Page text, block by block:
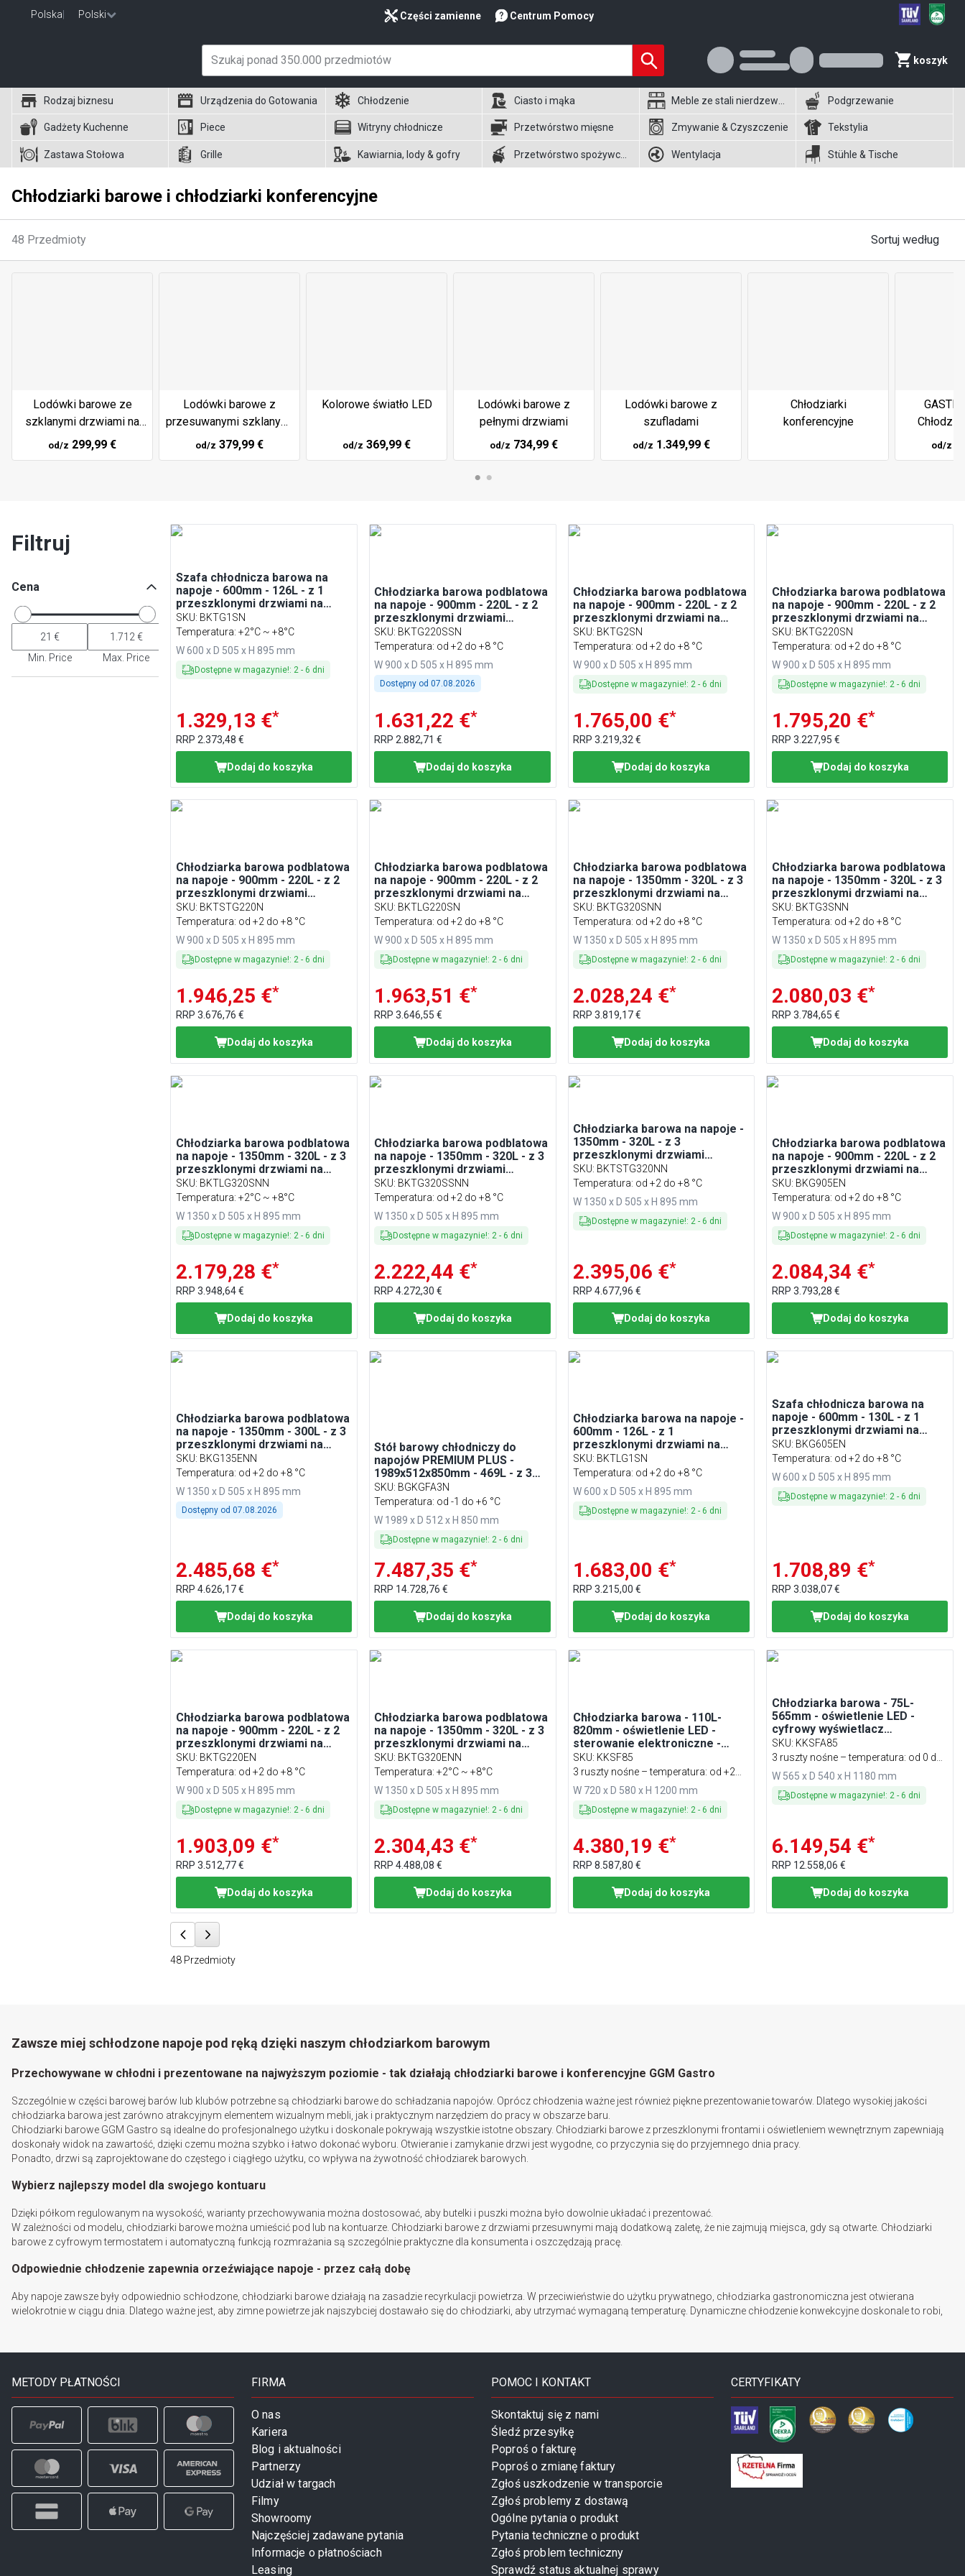
Polska Polski Części zamienne Centrum Pomocy
koszyk
Rodzaj biznesu Urządzenia do Gotowania Chłodzenie Ciasto i mąka Podgrzewanie
Gadżety Kuchenne Piece Witryny chłodnicze Przetwórstwo mięsne Zmywanie & Czyszczenie Tekstylia
Zastawa Stołowa Grille Kawiarnia, lody & gofry Wentylacja Stühle & Tische
Chłodziarki barowe i chłodziarki konferencyjne
48 Przedmioty Sortuj według
Lodówki barowe ze
szklanymi drzwiami na
zawiasach
od/z 299,99 €
Lodówki barowe z
przesuwanymi szklanymi
drzwiami
od/z 379,99 €
Kolorowe światło LED
od/z 369,99 €
Lodówki barowe z
pełnymi drzwiami
od/z 734,99 €
Lodówki barowe z
szufladami
od/z 1.349,99 €
Chłodziarki
konferencyjne
od/z
Filtruj
Cena
Min. Price Max. Price
Szafa chłodnicza barowa na
napoje - 600mm - 126L - z 1
przeszklonymi drzwiami na
zawiasach - Czarna
SKU: BKTG1SN
Temperatura: +2°C ~ +8°C
W 600 x D 505 x H 895 mm
Dostępne w magazynie!: 2 - 6 dni
1.329,13 €*
RRP 2.373,48 €
Dodaj do koszyka
Chłodziarka barowa podblatowa
na napoje - 900mm - 220L - z 2
przeszklonymi drzwiami
przesuwnymi - Czarna
SKU: BKTG220SSN
Temperatura: od +2 do +8 °C
W 900 x D 505 x H 895 mm
Dostępny od07.08.2026
1.631,22 €*
RRP2.882,71 €
Dodaj do koszyka
Chłodziarka barowa podblatowa
na napoje - 900mm - 220L - z 2
przeszklonymi drzwiami na
zawiasach - Czarna
SKU: BKTG2SN
Temperatura: od +2 do +8 °C
W 900 x D 505 x H 895 mm
Dostępne w magazynie!: 2 - 6 dni
1.765,00 €*
RRP3.219,32 €
Dodaj do koszyka
Chłodziarka barowa podblatowa
na napoje - 900mm - 220L - z 2
przeszklonymi drzwiami na
zawiasach - Czarna
SKU: BKTG220SN
Temperatura: od +2 do +8 °C
W 900 x D 505 x H 895 mm
Dostępne w magazynie!: 2 - 6 dni
1.795,20 €*
RRP 3.227,95 €
Dodaj do koszyka
Chłodziarka barowa podblatowa
na napoje - 900mm - 220L - z 2
przeszklonymi drzwiami
przesuwnymi - Czarna
SKU: BKTSTG220N
Temperatura: od +2 do +8 °C
W 900 x D 505 x H 895 mm
Dostępne w magazynie!: 2- 6 dni
1.946,25 €*
RRP 3.676,76 €
Dodaj do koszyka
Chłodziarka barowa podblatowa
na napoje - 900mm - 220L - z 2
przeszklonymi drzwiami na
zawiasach - Zewnętrznie i
wewnątrz czarna
SKU: BKTLG220SN
Temperatura: od +2 do +8 °C
W 900 x D 505 x H 895 mm
Dostępne w magazynie!: 2 - 6 dni
1.963,51 €*
RRP3.646,55 €
Dodaj do koszyka
Chłodziarka barowa podblatowa
na napoje - 1350mm - 320L - z 3
przeszklonymi drzwiami na
zawiasach - Czarna
SKU: BKTG320SNN
Temperatura: od +2 do +8 °C
W 1350 x D 505 x H 895 mm
Dostępne w magazynie!: 2 - 6 dni
2.028,24 €*
RRP3.819,17 €
Dodaj do koszyka
Chłodziarka barowa podblatowa
na napoje - 1350mm - 320L - z 3
przeszklonymi drzwiami na
zawiasach - Czarna
SKU: BKTG3SNN
Temperatura: od +2 do +8 °C
W 1350 x D 505 x H 895 mm
Dostępne w magazynie!: 2- 6 dni
2.080,03 €*
RRP 3.784,65 €
Dodaj do koszyka
Chłodziarka barowa podblatowa
na napoje - 1350mm - 320L - z 3
przeszklonymi drzwiami na
zawiasach - Zewnętrznie i
wewnątrz czarna
SKU: BKTLG320SNN
Temperatura: +2°C ~ +8°C
W 1350 x D 505 x H 895 mm
Dostępne w magazynie!: 2 - 6 dni
2.179,28 €*
RRP 3.948,64 €
Dodaj do koszyka
Chłodziarka barowa podblatowa
na napoje - 1350mm - 320L - z 3
przeszklonymi drzwiami
przesuwnymi - Czarna
SKU: BKTG320SSNN
Temperatura: od +2 do +8 °C
W 1350 x D 505 x H 895 mm
Dostępne w magazynie!: 2 - 6 dni
2.222,44 €*
RRP4.272,30 €
Dodaj do koszyka
Chłodziarka barowa na napoje -
1350mm - 320L - z 3
przeszklonymi drzwiami
przesuwnymi - Czarna
SKU: BKTSTG320NN
Temperatura: od +2 do +8 °C
W 1350 x D 505 x H 895 mm
Dostępne w magazynie!: 2 - 6 dni
2.395,06 €*
RRP4.677,96 €
Dodaj do koszyka
Chłodziarka barowa podblatowa
na napoje - 900mm - 220L - z 2
przeszklonymi drzwiami na
zawiasach - Stal nierdzewna
SKU: BKG905EN
Temperatura: od +2 do +8 °C
W 900 x D 505 x H 895 mm
Dostępne w magazynie!: 2 - 6 dni
2.084,34 €*
RRP 3.793,28 €
Dodaj do koszyka
Chłodziarka barowa podblatowa
na napoje - 1350mm - 300L - z 3
przeszklonymi drzwiami na
zawiasach - Stal nierdzewna
SKU: BKG135ENN
Temperatura: od +2 do +8 °C
W 1350 x D 505 x H 895 mm
Dostępny od 07.08.2026
2.485,68 €*
RRP 4.626,17 €
Dodaj do koszyka
Stół barowy chłodniczy do
napojów PREMIUM PLUS -
1989x512x850mm - 469L - z 3
drzwiami uchylnymi, drzwi
szklane (potrójnie
przeszklone), oświetlenie LED,
zamek, 6 półek regulowanych -
Czarna
SKU: BGKGFA3N
Temperatura: od -1 do +6 °C
W 1989 x D 512 x H 850 mm
Dostępne w magazynie!: 2 - 6 dni
7.487,35 €*
RRP 14.728,76 €
Dodaj do koszyka
Chłodziarka barowa na napoje -
600mm - 126L - z 1
przeszklonymi drzwiami na
zawiasach - Zewnętrznie i
wewnątrz czarna
SKU: BKTLG1SN
Temperatura: od +2 do +8 °C
W 600 x D 505 x H 895 mm
Dostępne w magazynie!: 2 - 6 dni
1.683,00 €*
RRP3.215,00 €
Dodaj do koszyka
Szafa chłodnicza barowa na
napoje - 600mm - 130L - z 1
przeszklonymi drzwiami na
zawiasach - Stal nierdzewna
SKU: BKG605EN
Temperatura: od +2 do +8 °C
W 600 x D 505 x H 895 mm
Dostępne w magazynie!: 2- 6 dni
1.708,89 €*
RRP 3.038,07 €
Dodaj do koszyka
Chłodziarka barowa podblatowa
na napoje - 900mm - 220L - z 2
przeszklonymi drzwiami na
zawiasach - Szara
SKU: BKTG220EN
Temperatura: od +2 do +8 °C
W 900 x D 505 x H 895 mm
Dostępne w magazynie!: 2 - 6 dni
1.903,09 €*
RRP 3.512,77 €
Dodaj do koszyka
Chłodziarka barowa podblatowa
na napoje - 1350mm - 320L - z 3
przeszklonymi drzwiami na
zawiasach - Szara
SKU: BKTG320ENN
Temperatura: +2°C ~ +8°C
W 1350 x D 505 x H 895 mm
Dostępne w magazynie!: 2 - 6 dni
2.304,43 €*
RRP4.488,08 €
Dodaj do koszyka
Chłodziarka barowa - 110L-
820mm - oświetlenie LED -
sterowanie elektroniczne -
cyfrowy wyświetlacz
temperatury - 2–12°C
SKU: KKSF85
3 ruszty nośne – temperatura: od +2
do +12 °C
W 720 x D 580 x H 1200 mm
Dostępne w magazynie!: 2 - 6 dni
4.380,19 €*
RRP8.587,80 €
Dodaj do koszyka
Chłodziarka barowa - 75L-
565mm - oświetlenie LED -
cyfrowy wyświetlacz
temperatury - Dla PL - 0–6°C
SKU: KKSFA85
3 ruszty nośne – temperatura: od 0 do
+6 °C
W 565 x D 540 x H 1180 mm
Dostępne w magazynie!: 2 - 6 dni
6.149,54 €*
RRP 12.558,06 €
Dodaj do koszyka
48 Przedmioty
Zawsze miej schłodzone napoje pod ręką dzięki naszym chłodziarkom barowym
Przechowywane w chłodni i prezentowane na najwyższym poziomie - tak działają chłodziarki barowe i konferencyjne GGM Gastro
Szczególnie w części barowej barów lub klubów potrzebne są chłodziarki barowe do schładzania napojów. Oprócz chłodzenia ważne jest również piękne prezentowanie towarów. Dlatego wysokiej jakości
chłodziarka barowa jest zarówno atrakcyjnym elementem wizualnym mebli, jak i praktycznym narzędziem do pracy w obszarze baru.
Chłodziarki barowe GGM Gastro są idealne do profesjonalnego użytku i doskonale pokrywają wszystkie istotne obszary. Chłodziarki barowe z przeszklonymi frontami i oświetleniem wewnętrznym zapewniają
doskonały widok na zawartość, dzięki czemu można szybko i łatwo dokonać wyboru. Otwieranie i zamykanie drzwi jest wygodne, co przyczynia się do przyjemnego dnia pracy.
Ponadto, drzwi są zaprojektowane do częstego i ciągłego użytku, co wpływa na żywotność chłodziarek barowych.
Wybierz najlepszy model dla swojego kontuaru
Dzięki półkom regulowanym na wysokość, warianty przechowywania można dostosować, aby butelki i puszki można było dowolnie układać i prezentować.
W zależności od modelu, chłodziarki barowe można umieścić pod lub na kontuarze. Chłodziarki barowe z drzwiami przesuwnymi mają dodatkową zaletę, że nie zajmują miejsca, gdy są otwarte. Chłodziarki
barowe z cyfrowym termostatem i automatyczną funkcją rozmrażania są szczególnie praktyczne dla konsumenta i oszczędzają pracę.
Odpowiednie chłodzenie zapewnia orzeźwiające napoje - przez całą dobę
Aby napoje zawsze były odpowiednio schłodzone, chłodziarki barowe działają na zasadzie recyrkulacji powietrza. W przeciwieństwie do użytku prywatnego, chłodziarka gastronomiczna jest otwierana
wielokrotnie w ciągu dnia. Dlatego ważne jest, aby zimne powietrze jak najszybciej dostawało się do chłodziarki, aby utrzymać wymaganą temperaturę. Dynamiczne chłodzenie konwekcyjne doskonale to robi,
METODY PŁATNOŚCI FIRMA
O nas
Kariera
Blog i aktualności
Partnerzy
Udział w targach
Filmy
Showroomy
Najczęściej zadawane pytania
Informacje o płatnościach
Leasing
POMOC I KONTAKT
Skontaktuj się z nami
Śledź przesyłkę
Poproś o fakturę
Poproś o zmianę faktury
Zgłoś uszkodzenie w transporcie
Zgłoś problemy z dostawą
Ogólne pytania o produkt
Pytania techniczne o produkt
Zgłoś problem techniczny
Sprawdź status aktualnej sprawy
CERTYFIKATY